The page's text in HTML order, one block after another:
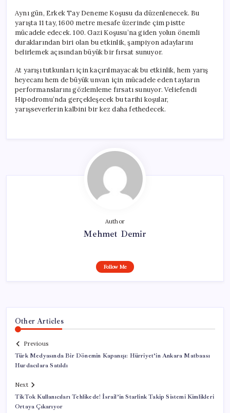
Aynı gün, Erkek Tay Deneme Koşusu da düzenlenecek. Bu
yarışta 11 tay, 1600 metre mesafe üzerinde çim pistte
mücadele edecek. 100. Gazi Koşusu’na giden yolun önemli
duraklarından biri olan bu etkinlik, şampiyon adaylarını
belirlemek açısından büyük bir fırsat sunuyor.
At yarışı tutkunları için kaçırılmayacak bu etkinlik, hem yarış
heyecanı hem de büyük unvan için mücadele eden tayların
performanslarını gözlemleme fırsatı sunuyor. Veliefendi
Hipodromu’nda gerçekleşecek bu tarihi koşular,
yarışseverlerin kalbini bir kez daha fethedecek.
Author
Mehmet Demir
Follow Me
Other Articles
Previous
Türk Medyasında Bir Dönemin Kapanışı: Hürriyet’in Ankara Matbaası
Hurdacılara Satıldı
Next
TikTok Kullanıcıları Tehlikede! İsrail’in Starlink Takip Sistemi Kimlikleri
Ortaya Çıkarıyor